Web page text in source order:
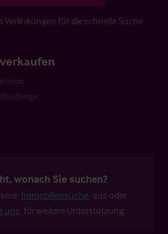
Verlinkungen für die schnelle Suche
wonach Sie suchen?
Immobiliensuche aus oder
uns für weitere Unterstützung.